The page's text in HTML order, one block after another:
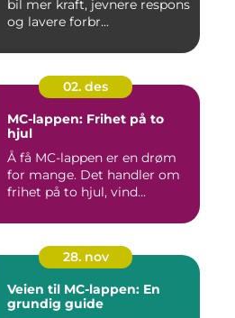
bil mer kraft, jevnere respons
og lavere forbr...
02. des
MC-lappen: Frihet på to
hjul
Å få MC-lappen er en drøm
for mange. Det handler om
frihet på to hjul, vind...
28. nov
Veien til MC-lappen: En
grundig guide